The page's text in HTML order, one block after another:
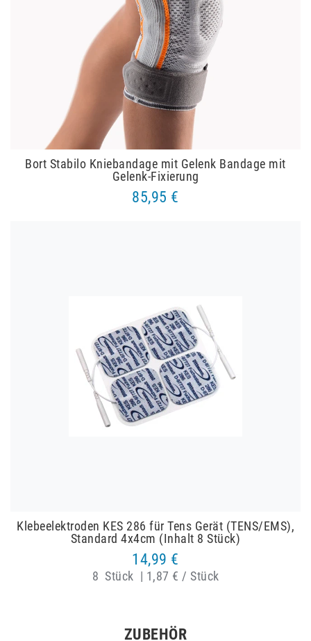
Bort Stabilo Kniebandage mit Gelenk Bandage mit
Gelenk-Fixierung
85,95 €
Klebeelektroden KES 286 für Tens Gerät (TENS/EMS),
Standard 4x4cm (Inhalt 8 Stück)
14,99 €
8 Stück | 1,87 € / Stück
ZUBEHÖR